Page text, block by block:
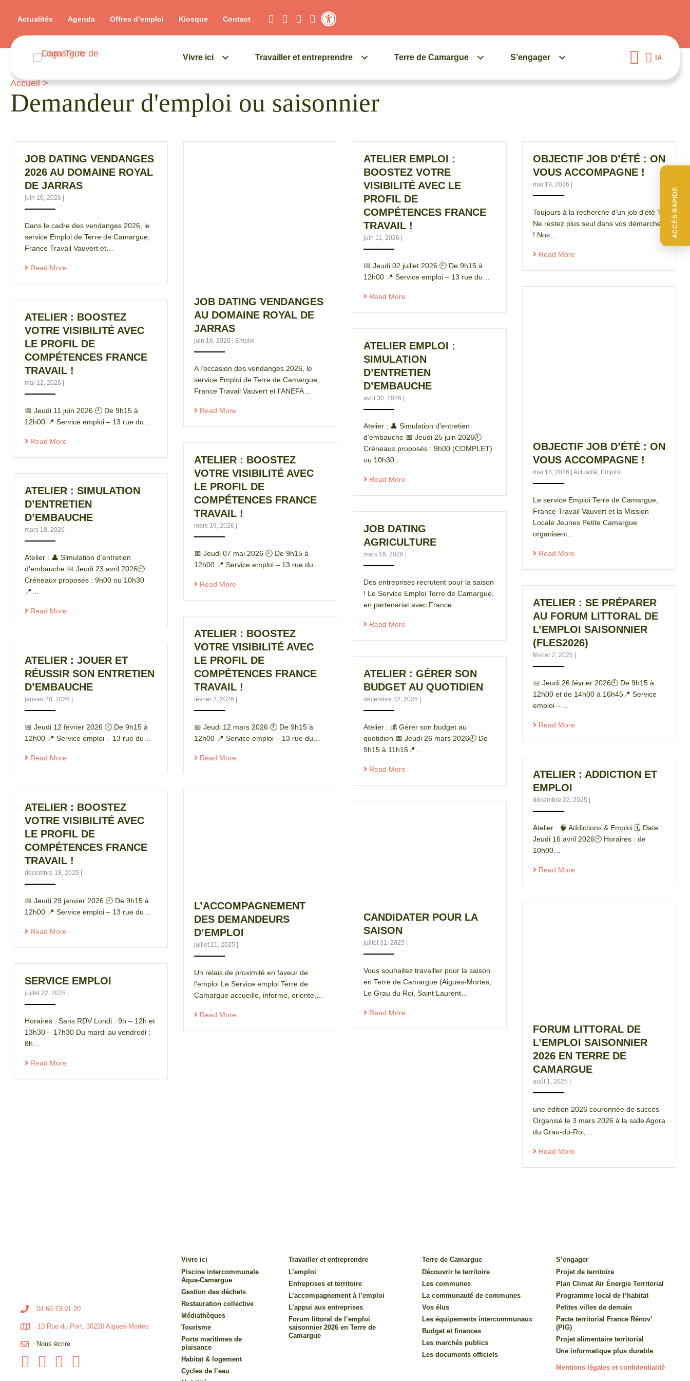
ACCÈS RAPIDE
Actualités Agenda Offres d’emploi Kiosque
Contact
Vivre ici Travailler et entreprendre Terre de Camargue S’engager IA
Accueil>
Demandeur d'emploi ou saisonnier
JOB DATING VENDANGES
2026 AU DOMAINE ROYAL
DE JARRAS
juin 16, 2026
Dans le cadre des vendanges 2026, le
service Emploi de Terre de Camargue,
France Travail Vauvert et…
Read More
JOB DATING VENDANGES
AU DOMAINE ROYAL DE
JARRAS
juin 16, 2026 Emploi
A l’occasion des vendanges 2026, le
service Emploi de Terre de Camargue,
France Travail Vauvert et l’ANEFA…
Read More
ATELIER EMPLOI :
BOOSTEZ VOTRE
VISIBILITÉ AVEC LE
PROFIL DE
COMPÉTENCES FRANCE
TRAVAIL !
juin 11, 2026
📅 Jeudi 02 juillet 2026 🕘 De 9h15 à
12h00 📍 Service emploi – 13 rue du…
Read More
OBJECTIF JOB D’ÉTÉ : ON
VOUS ACCOMPAGNE !
mai 19, 2026
Toujours à la recherche d’un job d’été ?
Ne restez plus seul dans vos démarches
! Nos…
Read More
OBJECTIF JOB D’ÉTÉ : ON
VOUS ACCOMPAGNE !
mai 18, 2026 Actualité, Emploi
Le service Emploi Terre de Camargue,
France Travail Vauvert et la Mission
Locale Jeunes Petite Camargue
organisent…
Read More
ATELIER : BOOSTEZ
VOTRE VISIBILITÉ AVEC
LE PROFIL DE
COMPÉTENCES FRANCE
TRAVAIL !
mai 12, 2026
📅 Jeudi 11 juin 2026 🕘 De 9h15 à
12h00 📍 Service emploi – 13 rue du…
Read More
ATELIER EMPLOI :
SIMULATION
D’ENTRETIEN
D’EMBAUCHE
avril 30, 2026
Atelier : 👤 Simulation d’entretien
d’embauche 📅 Jeudi 25 juin 2026🕘
Créneaux proposés : 9h00 (COMPLET)
ou 10h30…
Read More
ATELIER : BOOSTEZ
VOTRE VISIBILITÉ AVEC
LE PROFIL DE
COMPÉTENCES FRANCE
TRAVAIL !
mars 19, 2026
📅 Jeudi 07 mai 2026 🕘 De 9h15 à
12h00 📍 Service emploi – 13 rue du…
Read More
ATELIER : SIMULATION
D’ENTRETIEN
D’EMBAUCHE
mars 18, 2026
Atelier : 👤 Simulation d’entretien
d’embauche 📅 Jeudi 23 avril 2026🕘
Créneaux proposés : 9h00 ou 10h30
📍…
Read More
JOB DATING
AGRICULTURE
mars 16, 2026
Des entreprises recrutent pour la saison
! Le Service Emploi Terre de Camargue,
en partenariat avec France…
Read More
ATELIER : SE PRÉPARER
AU FORUM LITTORAL DE
L’EMPLOI SAISONNIER
(FLES2026)
février 2, 2026
📅 Jeudi 26 février 2026🕘 De 9h15 à
12h00 et de 14h00 à 16h45📍 Service
emploi –…
Read More
ATELIER : BOOSTEZ
VOTRE VISIBILITÉ AVEC
LE PROFIL DE
COMPÉTENCES FRANCE
TRAVAIL !
février 2, 2026
📅 Jeudi 12 mars 2026 🕘 De 9h15 à
12h00 📍 Service emploi – 13 rue du…
Read More
ATELIER : JOUER ET
RÉUSSIR SON ENTRETIEN
D’EMBAUCHE
janvier 28, 2026
📅 Jeudi 12 février 2026 🕘 De 9h15 à
12h00 📍 Service emploi – 13 rue du…
Read More
ATELIER : GÉRER SON
BUDGET AU QUOTIDIEN
décembre 22, 2025
Atelier : 💰 Gérer son budget au
quotidien 📅 Jeudi 26 mars 2026🕘 De
9h15 à 11h15📍…
Read More
ATELIER : ADDICTION ET
EMPLOI
décembre 22, 2025
Atelier : 🧠 Addictions & Emploi 🗓️ Date :
Jeudi 16 avril 2026🕙 Horaires : de
10h00…
Read More
ATELIER : BOOSTEZ
VOTRE VISIBILITÉ AVEC
LE PROFIL DE
COMPÉTENCES FRANCE
TRAVAIL !
décembre 18, 2025
📅 Jeudi 29 janvier 2026 🕘 De 9h15 à
12h00 📍 Service emploi – 13 rue du…
Read More
L’ACCOMPAGNEMENT
DES DEMANDEURS
D’EMPLOI
juillet 21, 2025
Un relais de proximité en faveur de
l’emploi Le Service emploi Terre de
Camargue accueille, informe, oriente,…
Read More
CANDIDATER POUR LA
SAISON
juillet 31, 2025
Vous souhaitez travailler pour la saison
en Terre de Camargue (Aigues-Mortes,
Le Grau du Roi, Saint Laurent…
Read More
FORUM LITTORAL DE
L’EMPLOI SAISONNIER
2026 EN TERRE DE
CAMARGUE
août 1, 2025 |
une édition 2026 couronnée de succès
Organisé le 3 mars 2026 à la salle Agora
du Grau-du-Roi,…
Read More
SERVICE EMPLOI
juillet 22, 2025
Horaires : Sans RDV Lundi : 9h – 12h et
13h30 – 17h30 Du mardi au vendredi :
8h…
Read More
04 66 73 91 20
13 Rue du Port, 30220 Aigues-Mortes
Nous écrire
Vivre ici
Piscine intercommunale
Aqua-Camargue
Gestion des déchets
Restauration collective
Médiathèques
Tourisme
Ports maritimes de
plaisance
Habitat & logement
Cycles de l’eau
Travailler et entreprendre
L’emploi
Entreprises et territoire
L’accompagnement à l’emploi
L’appui aux entreprises
Forum littoral de l’emploi
saisonnier 2026 en Terre de
Camargue
Terre de Camargue
Découvrir le territoire
Les communes
La communauté de communes
Vos élus
Les équipements intercommunaux
Budget et finances
Les marchés publics
Les documents officiels
S’engager
Projet de territoire
Plan Climat Air Énergie Territorial
Programme local de l’habitat
Petites villes de demain
Pacte territorial France Rénov’
(PIG)
Projet alimentaire territorial
Une informatique plus durable
Mentions légales et confidentialité